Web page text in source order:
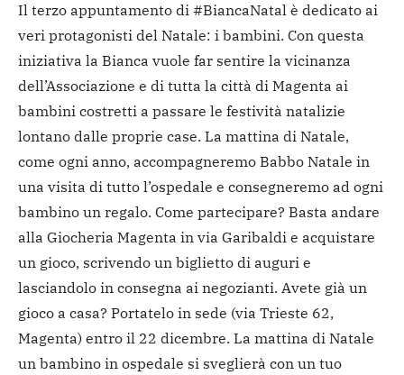
Il terzo appuntamento di #BiancaNatal è dedicato ai
veri protagonisti del Natale: i bambini. Con questa
iniziativa la Bianca vuole far sentire la vicinanza
dell’Associazione e di tutta la città di Magenta ai
bambini costretti a passare le festività natalizie
lontano dalle proprie case. La mattina di Natale,
come ogni anno, accompagneremo Babbo Natale in
una visita di tutto l’ospedale e consegneremo ad ogni
bambino un regalo. Come partecipare? Basta andare
alla Giocheria Magenta in via Garibaldi e acquistare
un gioco, scrivendo un biglietto di auguri e
lasciandolo in consegna ai negozianti. Avete già un
gioco a casa? Portatelo in sede (via Trieste 62,
Magenta) entro il 22 dicembre. La mattina di Natale
un bambino in ospedale si sveglierà con un tuo